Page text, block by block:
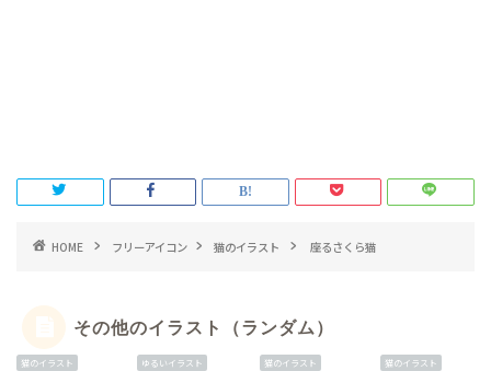
HOME フリーアイコン 猫のイラスト 座るさくら猫
その他のイラスト（ランダム）
猫のイラスト ゆるいイラスト 猫のイラスト 猫のイラスト